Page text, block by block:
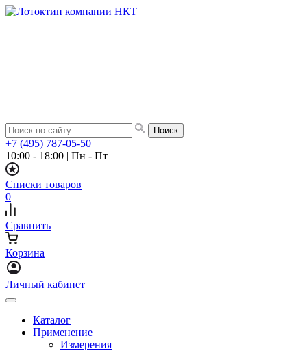
+7 (495) 787-05-50
10:00 - 18:00 | Пн - Пт
Списки товаров
0
Сравнить
Корзина
Личный кабинет
Каталог
Применение
Измерения